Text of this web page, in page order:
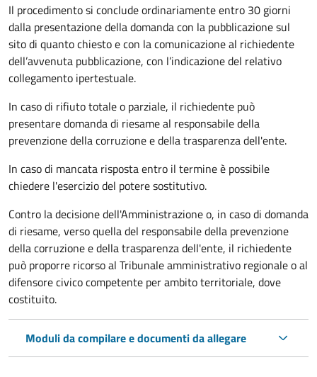
Il procedimento si conclude ordinariamente entro 30 giorni
dalla presentazione della domanda con la pubblicazione sul
sito di quanto chiesto e con la comunicazione al richiedente
dell’avvenuta pubblicazione, con l’indicazione del relativo
collegamento ipertestuale.
In caso di rifiuto totale o parziale, il richiedente può
presentare domanda di riesame al responsabile della
prevenzione della corruzione e della trasparenza dell'ente.
In caso di mancata risposta entro il termine è possibile
chiedere l'esercizio del potere sostitutivo.
Contro la decisione dell'Amministrazione o, in caso di domanda
di riesame, verso quella del responsabile della prevenzione
della corruzione e della trasparenza dell'ente, il richiedente
può proporre ricorso al Tribunale amministrativo regionale o al
difensore civico competente per ambito territoriale, dove
costituito.
Moduli da compilare e documenti da allegare